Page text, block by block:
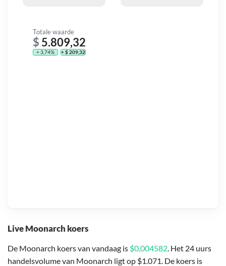
Live Moonarch koers
De Moonarch koers van vandaag is $0,004582. Het 24 uurs
handelsvolume van Moonarch ligt op $1.071. De koers is
Totale waarde
$ 5.809,32
+ 3,74% + $ 209,32